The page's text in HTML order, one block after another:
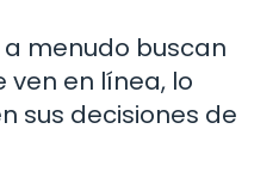
menudo buscan
en línea, lo
sus decisiones de